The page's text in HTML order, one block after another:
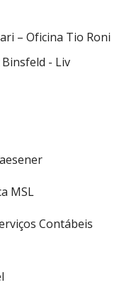
– Oficina Tio Roni
- Liv
MSL
Contábeis